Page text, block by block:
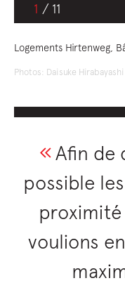
1
Logements Hirtenweg,
Photos: Daisuke Hirabayashi
Afin de
possible
voulions